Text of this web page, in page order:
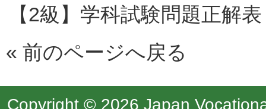
【2級】学科試験問題正解表
« 前のページへ戻る
Copyright © 2026 Japan